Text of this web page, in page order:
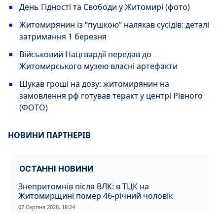
День Гідності та Свободи у Житомирі (фото)
Житомирянин із “пушкою” налякав сусідів: деталі
затримання 1 березня
Військовий Нацгвардії передав до
Житомирського музею власні артефакти
Шукав гроші на дозу: житомирянин на
замовлення рф готував теракт у центрі Рівного
(ФОТО)
НОВИНИ ПАРТНЕРІВ
ОСТАННІ НОВИНИ
Знепритомнів після ВЛК: в ТЦК на
Житомирщині помер 46-річний чоловік
07 Серпня 2026, 18:24